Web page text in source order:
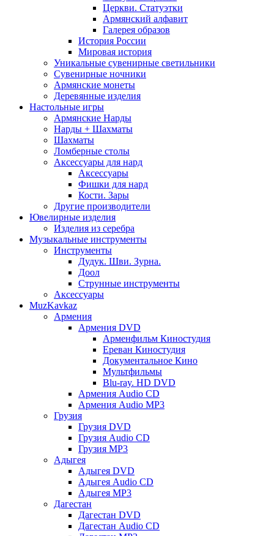
Церкви. Статуэтки
Армянский алфавит
Галерея образов
История России
Мировая история
Уникальные сувенирные светильники
Сувенирные ночники
Армянские монеты
Деревянные изделия
Настольные игры
Армянские Нарды
Нарды + Шахматы
Шахматы
Ломберные столы
Аксессуары для нард
Аксессуары
Фишки для нард
Кости. Зары
Другие производители
Ювелирные изделия
Изделия из серебра
Музыкальные инструменты
Инструменты
Дудук. Шви. Зурна.
Доол
Струнные инструменты
Аксессуары
MuzKavkaz
Армения
Армения DVD
Арменфильм Киностудия
Ереван Киностудия
Документальное Кино
Мультфильмы
Blu-ray. HD DVD
Армения Audio CD
Армения Audio MP3
Грузия
Грузия DVD
Грузия Audio CD
Грузия MP3
Адыгея
Адыгея DVD
Адыгея Audio CD
Адыгея MP3
Дагестан
Дагестан DVD
Дагестан Audio CD